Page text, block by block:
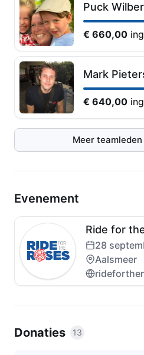
Puck
€ 660,00
Mark
€ 640,00
Meer
Evenement
Ride for
28
Aalsmeer
Donaties 13